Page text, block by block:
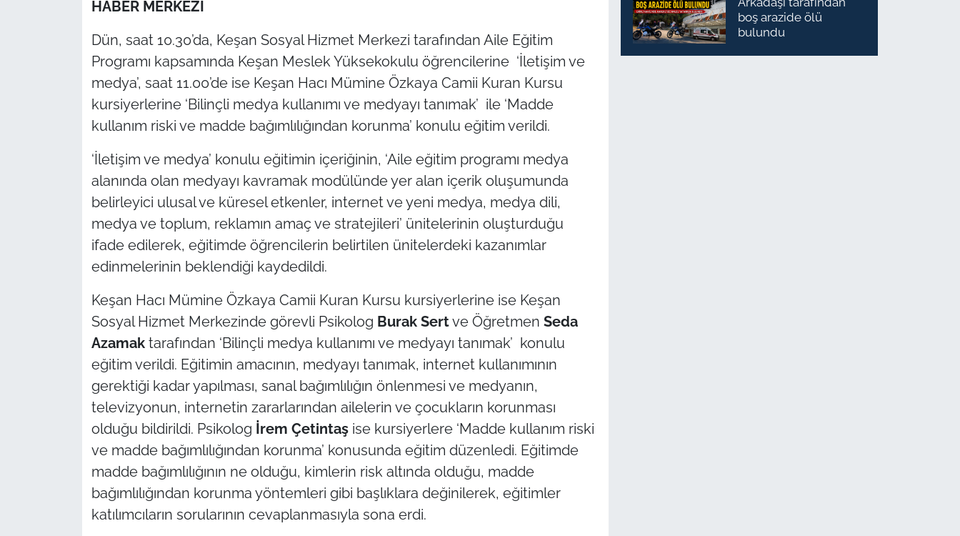
HABER MERKEZİ
Dün, saat 10.30’da, Keşan Sosyal Hizmet Merkezi tarafından Aile Eğitim
Programı kapsamında Keşan Meslek Yüksekokulu öğrencilerine ‘İletişim ve
medya’, saat 11.00’de ise Keşan Hacı Mümine Özkaya Camii Kuran Kursu
kursiyerlerine ‘Bilinçli medya kullanımı ve medyayı tanımak’ ile ‘Madde
kullanım riski ve madde bağımlılığından korunma’ konulu eğitim verildi.
‘İletişim ve medya’ konulu eğitimin içeriğinin, ‘Aile eğitim programı medya
alanında olan medyayı kavramak modülünde yer alan içerik oluşumunda
belirleyici ulusal ve küresel etkenler, internet ve yeni medya, medya dili,
medya ve toplum, reklamın amaç ve stratejileri’ ünitelerinin oluşturduğu
ifade edilerek, eğitimde öğrencilerin belirtilen ünitelerdeki kazanımlar
edinmelerinin beklendiği kaydedildi.
Keşan Hacı Mümine Özkaya Camii Kuran Kursu kursiyerlerine ise Keşan
Sosyal Hizmet Merkezinde görevli Psikolog Burak Sertve Öğretmen Seda
Azamaktarafından ‘Bilinçli medya kullanımı ve medyayı tanımak’ konulu
eğitim verildi. Eğitimin amacının, medyayı tanımak, internet kullanımının
gerektiği kadar yapılması, sanal bağımlılığın önlenmesi ve medyanın,
televizyonun, internetin zararlarından ailelerin ve çocukların korunması
olduğu bildirildi. Psikolog İrem Çetintaşise kursiyerlere ‘Madde kullanım riski
ve madde bağımlılığından korunma’ konusunda eğitim düzenledi. Eğitimde
madde bağımlılığının ne olduğu, kimlerin risk altında olduğu, madde
bağımlılığından korunma yöntemleri gibi başlıklara değinilerek, eğitimler
katılımcıların sorularının cevaplanmasıyla sona erdi.
boş arazide ölü
bulundu
Flaş Haber
Dış Haberler
İş Dünyası
English News
Canlı Maç